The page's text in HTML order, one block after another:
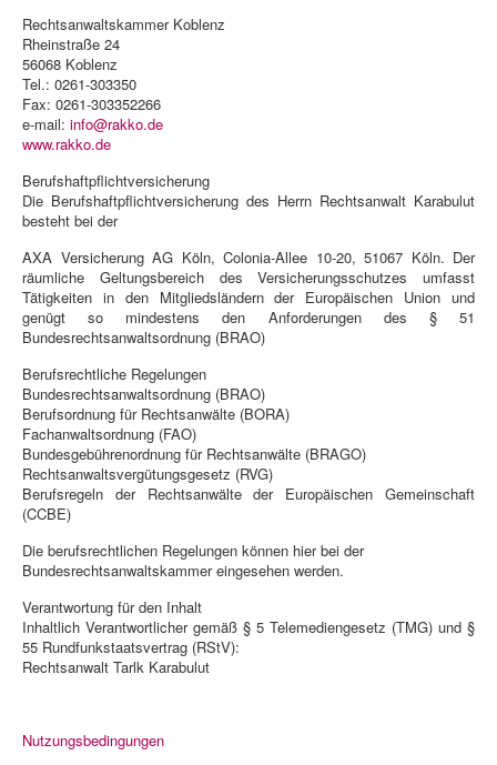
Rechtsanwaltskammer Koblenz
Rheinstraße 24
56068 Koblenz
Tel.: 0261-303350
Fax: 0261-303352266
e-mail: info@rakko.de
www.rakko.de
Berufshaftpflichtversicherung
Die Berufshaftpflichtversicherung des Herrn Rechtsanwalt Karabulut
besteht bei der
AXA Versicherung AG Köln, Colonia-Allee 10-20, 51067 Köln. Der
räumliche Geltungsbereich des Versicherungsschutzes umfasst
Tätigkeiten in den Mitgliedsländern der Europäischen Union und
genügt so mindestens den Anforderungen des § 51
Bundesrechtsanwaltsordnung (BRAO)
Berufsrechtliche Regelungen
Bundesrechtsanwaltsordnung (BRAO)
Berufsordnung für Rechtsanwälte (BORA)
Fachanwaltsordnung (FAO)
Bundesgebührenordnung für Rechtsanwälte (BRAGO)
Rechtsanwaltsvergütungsgesetz (RVG)
Berufsregeln der Rechtsanwälte der Europäischen Gemeinschaft
(CCBE)
Die berufsrechtlichen Regelungen können hier bei der
Bundesrechtsanwaltskammer eingesehen werden.
Verantwortung für den Inhalt
Inhaltlich Verantwortlicher gemäß § 5 Telemediengesetz (TMG) und §
55 Rundfunkstaatsvertrag (RStV):
Rechtsanwalt Tarlk Karabulut
Nutzungsbedingungen